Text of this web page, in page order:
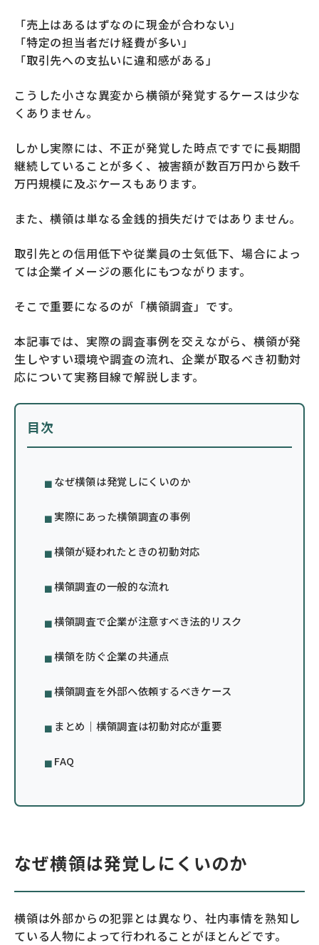
「売上はあるはずなのに現金が合わない」
「特定の担当者だけ経費が多い」
「取引先への支払いに違和感がある」
こうした小さな異変から横領が発覚するケースは少な
くありません。
しかし実際には、不正が発覚した時点ですでに長期間
継続していることが多く、被害額が数百万円から数千
万円規模に及ぶケースもあります。
また、横領は単なる金銭的損失だけではありません。
取引先との信用低下や従業員の士気低下、場合によっ
ては企業イメージの悪化にもつながります。
そこで重要になるのが「横領調査」です。
本記事では、実際の調査事例を交えながら、横領が発
生しやすい環境や調査の流れ、企業が取るべき初動対
応について実務目線で解説します。
目次
なぜ横領は発覚しにくいのか
実際にあった横領調査の事例
横領が疑われたときの初動対応
横領調査の一般的な流れ
横領調査で企業が注意すべき法的リスク
横領を防ぐ企業の共通点
横領調査を外部へ依頼するべきケース
まとめ｜横領調査は初動対応が重要
FAQ
なぜ横領は発覚しにくいのか
横領は外部からの犯罪とは異なり、社内事情を熟知し
ている人物によって行われることがほとんどです。